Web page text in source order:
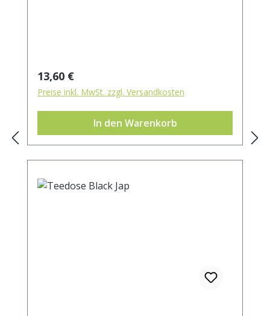
Regulärer Preis:
13,60 €
Preise inkl. MwSt. zzgl. Versandkosten
In den Warenkorb